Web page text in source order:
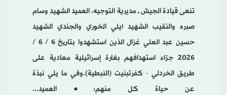
تنعى قيادة الجيش ـــ مديرية التوجيه، العميد الشهيد وسام
صبره والنقيب الشهيد ايلي الخوري والجندي الشهيد
حسين عبد العلي غزال الذين استشهدوا بتاریخ ٦ / ٦ /
٢٠٢٦ جرّاء استهدافهم بغارة إسرائيلية معادية على
طريق الخردلي - كفرتبنيت (النبطية).وفي ما يلي نبذة
عن حياة كل منهم:● العميد...